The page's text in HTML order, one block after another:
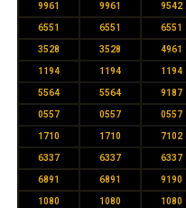
9961 9961 9542
6551 6551 6551
3528 3528 4961
1194 1194 1194
5564 5564 9187
0557 0557 0557
1710 1710 7102
6337 6337 6337
6891 6891 9190
1080 1080 1080